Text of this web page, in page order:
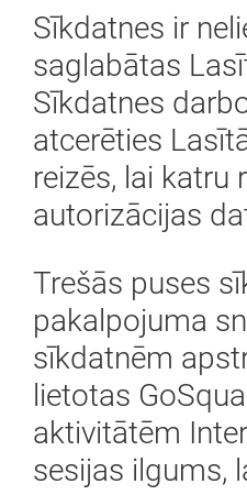
Sīkdatnes ir
saglabātas
Sīkdatnes
atcerēties
reizēs, lai katru
autorizācijas
Trešās puses
pakalpojuma
sīkdatnēm
lietotas
aktivitātēm
sesijas